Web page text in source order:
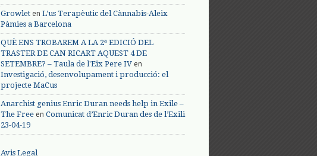
Growlet en L’us Terapèutic del Cànnabis-Aleix
Pàmies a Barcelona
QUÈ ENS TROBAREM A LA 2ª EDICIÓ DEL
TRASTER DE CAN RICART AQUEST 4 DE
SETEMBRE? – Taula de l'Eix Pere IV en
Investigació, desenvolupament i producció: el
projecte MaCus
Anarchist genius Enric Duran needs help in Exile –
The Free en Comunicat d’Enric Duran des de l’Exili
23-04-19
Avis Legal